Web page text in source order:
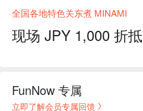
全国各地特色关东煮 MINAMI
现场 JPY 1,000 折抵
FunNow 专属
立即了解会员专属回馈